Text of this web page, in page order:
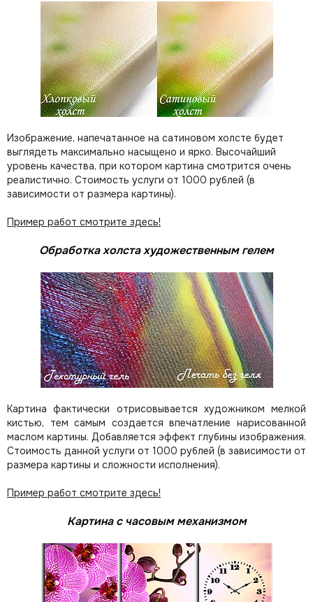
Изображение, напечатанное на сатиновом холсте будет
выглядеть максимально насыщено и ярко. Высочайший
уровень качества, при котором картина смотрится очень
реалистично. Стоимость услуги от 1000 рублей (в
зависимости от размера картины).
Пример работ смотрите здесь!
Обработка холста художественным гелем
Картина фактически отрисовывается художником мелкой
кистью, тем самым создается впечатление нарисованной
маслом картины. Добавляется эффект глубины изображения.
Стоимость данной услуги от 1000 рублей (в зависимости от
размера картины и сложности исполнения).
Пример работ смотрите здесь!
Картина с часовым механизмом